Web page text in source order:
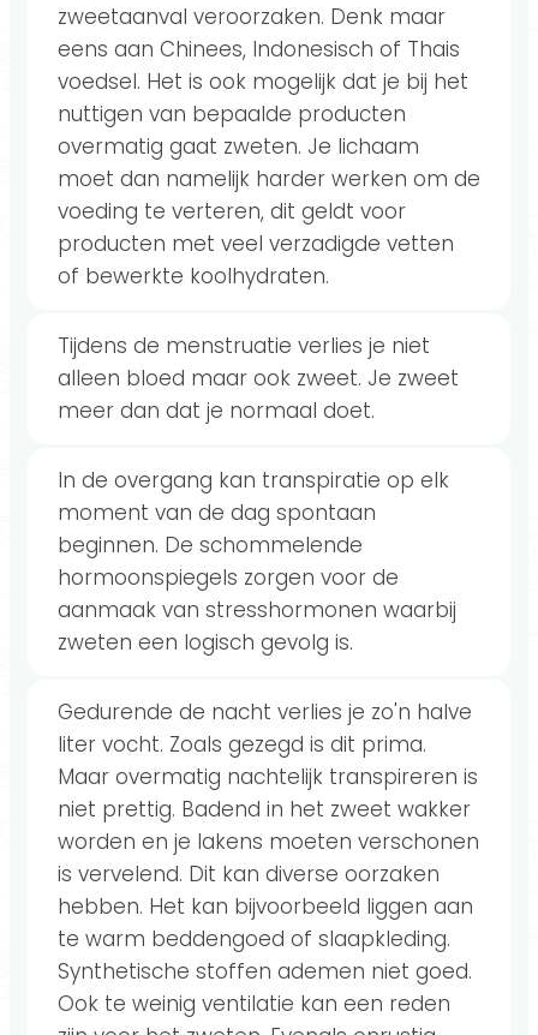
zweetaanval veroorzaken. Denk maar
eens aan Chinees, Indonesisch of Thais
voedsel. Het is ook mogelijk dat je bij het
nuttigen van bepaalde producten
overmatig gaat zweten. Je lichaam
moet dan namelijk harder werken om de
voeding te verteren, dit geldt voor
producten met veel verzadigde vetten
of bewerkte koolhydraten.
Tijdens de menstruatie verlies je niet
alleen bloed maar ook zweet. Je zweet
meer dan dat je normaal doet.
In de overgang kan transpiratie op elk
moment van de dag spontaan
beginnen. De schommelende
hormoonspiegels zorgen voor de
aanmaak van stresshormonen waarbij
zweten een logisch gevolg is.
Gedurende de nacht verlies je zo'n halve
liter vocht. Zoals gezegd is dit prima.
Maar overmatig nachtelijk transpireren is
niet prettig. Badend in het zweet wakker
worden en je lakens moeten verschonen
is vervelend. Dit kan diverse oorzaken
hebben. Het kan bijvoorbeeld liggen aan
te warm beddengoed of slaapkleding.
Synthetische stoffen ademen niet goed.
Ook te weinig ventilatie kan een reden